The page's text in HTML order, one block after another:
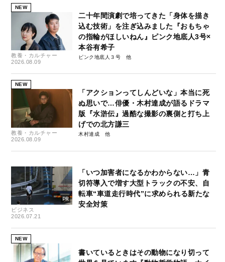
NEW
教養・カルチャー
2026.08.09
二十年間演劇で培ってきた「身体を描き
込む技術」を注ぎ込みました『おもちゃ
の指輪がほしいねん』ピンク地底人3号×
本谷有希子
ピンク地底人３号
NEW
教養・カルチャー
2026.08.09
「アクションってしんどいな」本当に死
ぬ思いで…俳優・木村達成が語るドラマ
版『水滸伝』過酷な撮影の裏側と打ち上
げでの北方謙三
木村達成
ビジネス
2026.07.21
「いつ加害者になるかわからない…」青
切符導入で増す大型トラックの不安、自
転車“車道走行時代”に求められる新たな
安全対策
NEW
書いているときはその動物になり切って